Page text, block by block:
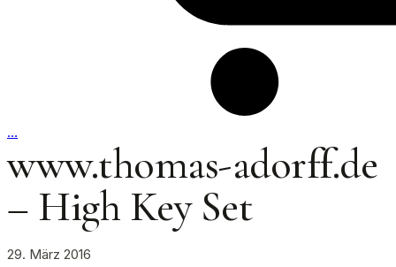
…
www.thomas-adorff.de
– High Key Set
29. März 2016